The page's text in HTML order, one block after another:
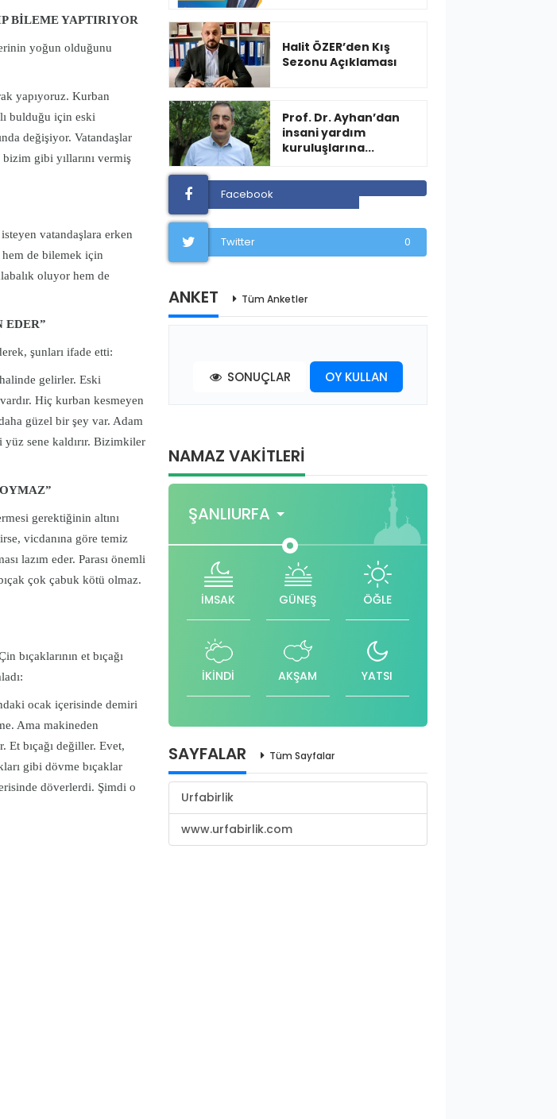
BİLEME YAPTIRIYOR
yoğun olduğunu
yapıyoruz. Kurban
bulduğu için eski
değişiyor. Vatandaşlar
gibi yıllarını vermiş
isteyen vatandaşlara erken
hem de bilemek için
oluyor hem de
EDER”
şunları ifade etti:
gelirler. Eski
Hiç kurban kesmeyen
güzel bir şey var. Adam
yüz sene kaldırır. Bizimkiler
gerektiğinin altını
vicdanına göre temiz
lazım eder. Parası önemli
çok çabuk kötü olmaz.
bıçaklarının et bıçağı
ocak içerisinde demiri
Ama makineden
Et bıçağı değiller. Evet,
gibi dövme bıçaklar
döverlerdi. Şimdi o
Halit ÖZER’den Kış
Sezonu Açıklaması
Prof. Dr. Ayhan’dan
insani yardım
kuruluşlarına...
Facebook
Twitter 0
ANKET Tüm Anketler
SONUÇLAR OY KULLAN
NAMAZ VAKİTLERİ
ŞANLIURFA
İMSAK GÜNEŞ ÖĞLE
İKİNDİ AKŞAM YATSI
SAYFALAR Tüm Sayfalar
Urfabirlik
www.urfabirlik.com